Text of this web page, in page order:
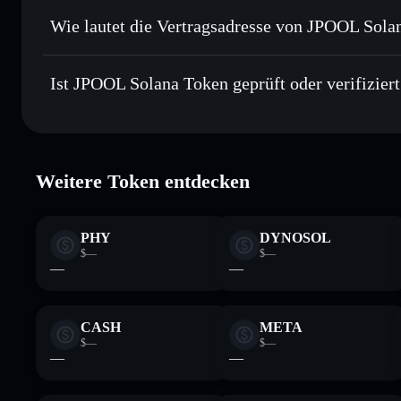
Aggregators
Wie lautet die Vertragsadresse von JPOOL
JPOOL Solana
7Q2afV64in6N6SeZsAAB81TJzwDoD6zpqmHkzi9Dcavn
Ist JPOOL Solana Token geprüft oder
Weitere Token entdecken
PHY
$—
—
DYNOSOL
$—
—
CASH
$—
—
META
$—
—